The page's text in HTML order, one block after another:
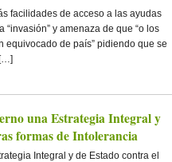
facilidades de acceso a las ayudas
y amenaza de que “o los
equivocado de país” pidiendo que se
una Estrategia Integral y
formas de Intolerancia
Integral y de Estado contra el